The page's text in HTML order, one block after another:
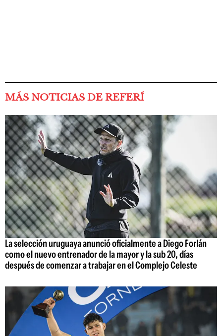
MÁS NOTICIAS DE REFERÍ
La selección uruguaya anunció oficialmente a Diego Forlán
como el nuevo entrenador de la mayor y la sub 20, días
después de comenzar a trabajar en el Complejo Celeste